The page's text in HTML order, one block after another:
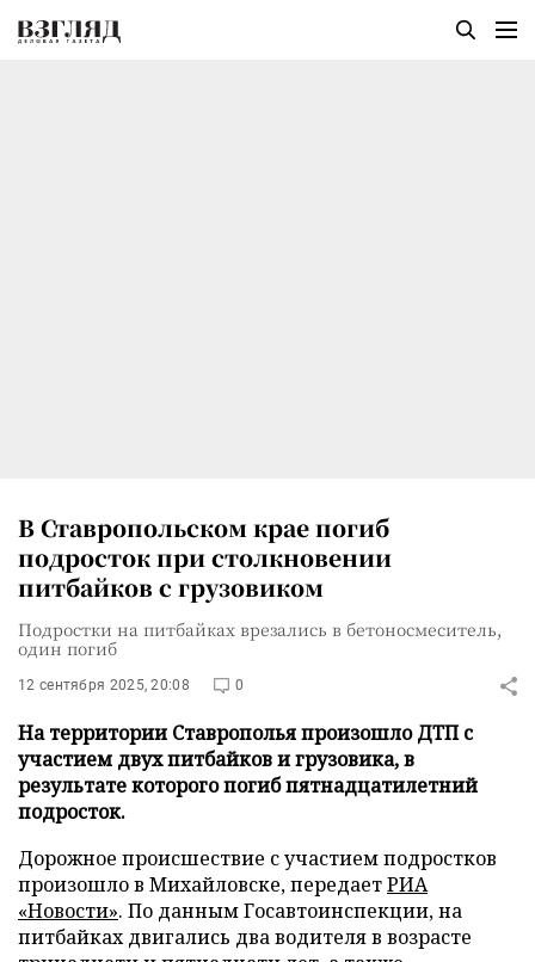
В Ставропольском крае погиб
подросток при столкновении
питбайков с грузовиком
Подростки на питбайках врезались в бетоносмеситель,
один погиб
12 сентября 2025, 20:08 0
На территории Ставрополья произошло ДТП с
участием двух питбайков и грузовика, в
результате которого погиб пятнадцатилетний
подросток.
Дорожное происшествие с участием подростков
произошло в Михайловске, передаетРИА
«Новости». По данным Госавтоинспекции, на
питбайках двигались два водителя в возрасте